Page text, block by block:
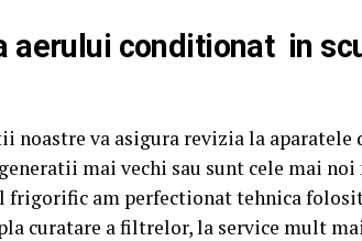
aerului conditionat in
va asigura revizia la aparatele
mai vechi sau sunt cele mai noi
am perfectionat tehnica
curatare a filtrelor, la service mult